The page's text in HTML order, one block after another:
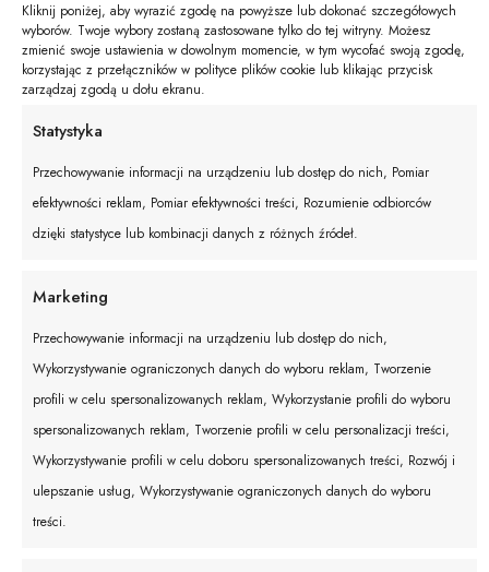
Kliknij poniżej, aby wyrazić zgodę na powyższe lub dokonać szczegółowych
wyborów. Twoje wybory zostaną zastosowane tylko do tej witryny. Możesz
zmienić swoje ustawienia w dowolnym momencie, w tym wycofać swoją zgodę,
korzystając z przełączników w polityce plików cookie lub klikając przycisk
zarządzaj zgodą u dołu ekranu.
Statystyka
Przechowywanie informacji na urządzeniu lub dostęp do nich, Pomiar
efektywności reklam, Pomiar efektywności treści, Rozumienie odbiorców
dzięki statystyce lub kombinacji danych z różnych źródeł.
Marketing
Przechowywanie informacji na urządzeniu lub dostęp do nich,
Wykorzystywanie ograniczonych danych do wyboru reklam, Tworzenie
profili w celu spersonalizowanych reklam, Wykorzystanie profili do wyboru
spersonalizowanych reklam, Tworzenie profili w celu personalizacji treści,
Wykorzystywanie profili w celu doboru spersonalizowanych treści, Rozwój i
ulepszanie usług, Wykorzystywanie ograniczonych danych do wyboru
treści.
Bluzka koronka White
179,00zł
Bluzka koronkowa RED
179,00
Bluzka Koronka Black